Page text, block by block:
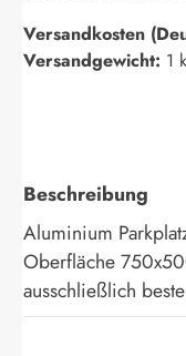
Versandkosten
Versandgewicht: 1
Beschreibung
Aluminium
Oberfläche
ausschließlich